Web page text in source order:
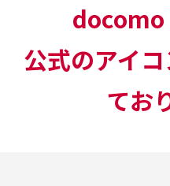
docomo
公式のアイ
てお